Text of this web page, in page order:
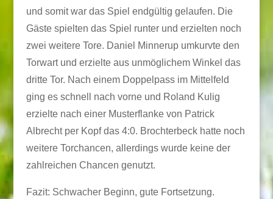
und somit war das Spiel endgültig gelaufen. Die
Gäste spielten das Spiel runter und erzielten noch
zwei weitere Tore. Daniel Minnerup umkurvte den
Torwart und erzielte aus unmöglichem Winkel das
dritte Tor. Nach einem Doppelpass im Mittelfeld
ging es schnell nach vorne und Roland Kulig
erzielte nach einer Musterflanke von Patrick
Albrecht per Kopf das 4:0. Brochterbeck hatte noch
weitere Torchancen, allerdings wurde keine der
zahlreichen Chancen genutzt.
Fazit: Schwacher Beginn, gute Fortsetzung.